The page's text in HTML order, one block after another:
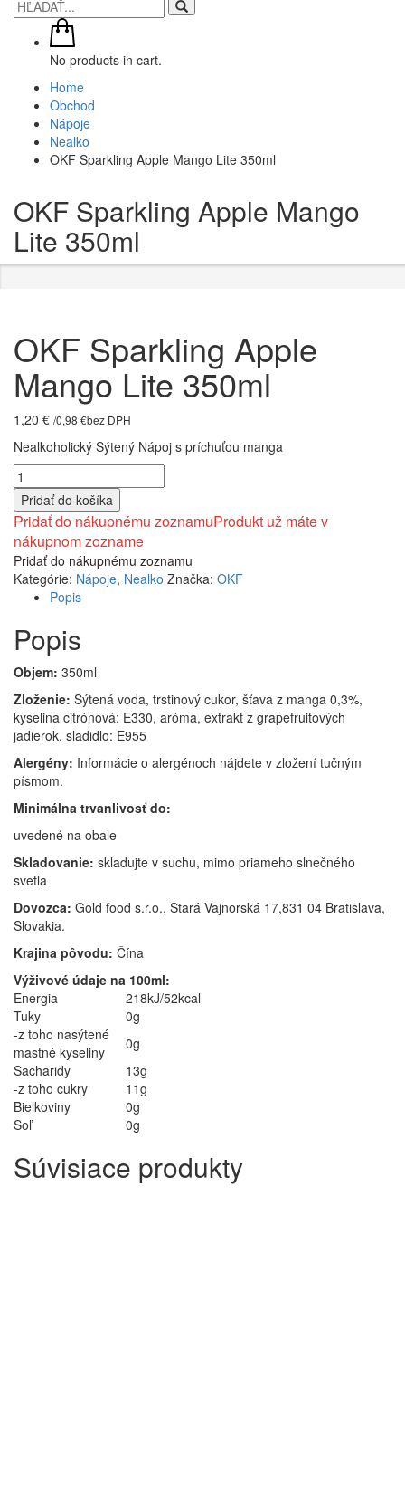
No products in cart.
Home
Obchod
Nápoje
Nealko
OKF Sparkling Apple Mango Lite 350ml
OKF Sparkling Apple Mango
Lite 350ml
OKF Sparkling Apple
Mango Lite 350ml
1,20 € /0,98 €bez DPH
Nealkoholický Sýtený Nápoj s príchuťou manga
množstvo
OKF
Sparkling
Apple
Mango
Lite
350ml
Pridať do košíka
Pridať do nákupnému zoznamuProdukt už máte v
nákupnom zozname
Pridať do nákupnému zoznamu
Kategórie: Nápoje, Nealko Značka: OKF
Popis
Popis
Objem: 350ml
Zloženie: Sýtená voda, trstinový cukor, šťava z manga 0,3%,
kyselina citrónová: E330, aróma, extrakt z grapefruitových
jadierok, sladidlo: E955
Alergény: Informácie o alergénoch nájdete v zložení tučným
písmom.
Minimálna trvanlivosťdo:
uvedené na obale
Skladovanie: skladujte v suchu, mimo priameho slnečného
svetla
Dovozca: Gold food s.r.o., Stará Vajnorská 17,831 04 Bratislava,
Slovakia.
Krajina pôvodu: Čína
Výživové údaje na 100ml:
Energia
218kJ/52kcal
Tuky
0g
-z toho nasýtené
mastné kyseliny
0g
Sacharidy
13g
-z toho cukry
11g
Bielkoviny
0g
Soľ
0g
Súvisiace produkty